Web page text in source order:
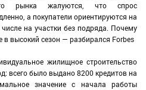
рынка жалуются, что спрос
а покупатели ориентируются на
на участки без подряда. Почему
в высокий сезон — разбирался Forbes
жилищное строительство
всего было выдано 8200 кредитов на
значение с начала работы